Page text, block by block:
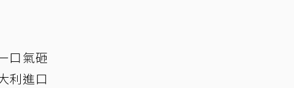
口氣砸
利進口